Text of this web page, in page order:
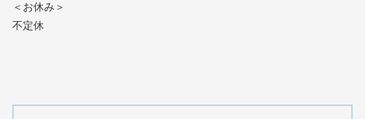
＜お休み＞
不定休